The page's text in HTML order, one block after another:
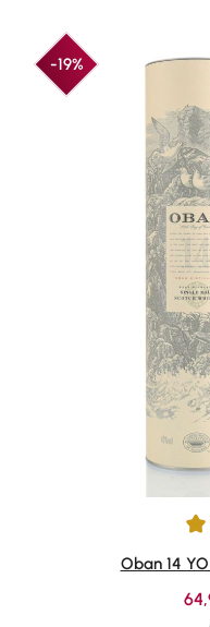
-19%
Average rating of 4.88
Oban 14